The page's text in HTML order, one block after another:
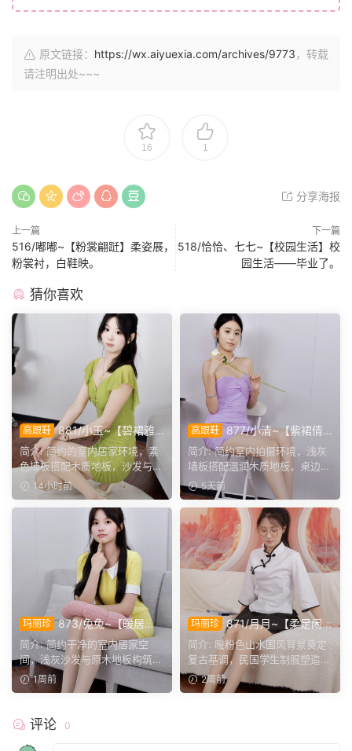
原文链接： https://wx.aiyuexia.com/archives/9773，转载
请注明出处~~~
16 1
分享海报
上一篇
516/嘟嘟~【粉裳翩跹】柔姿展，
粉裳衬，白鞋映。
下一篇
518/恰恰、七七~【校园生活】校
园生活——毕业了。
猜你喜欢
高跟鞋 881/小玉~【碧裙雅
姿】一室柔光衬绿裙，错落姿
态尽显温婉格调。
简介: 简约的室内居家环境，素
色墙板搭配木质地板，沙发与办
公椅丰富场景层次。小...
14小时前
高跟鞋 877/小清~【紫裙倩
影】紫裙衬温婉，轻咳敛神
态，步履尽显优雅格调。
简介: 简约室内拍摄环境，浅灰
墙板搭配温润木质地板，桌边鲜
花点缀空间氛围。小清...
5天前
玛丽珍 873/兔兔~【暖居闲
绪】黄裙映暖居，步履悠然，
静享片刻居家温柔时光。
简介: 简约干净的室内居家空
间，浅灰沙发与原木地板构筑柔
和场景。兔兔身着亮黄色...
1周前
玛丽珍 871/月月~【柔足闲
叙】民国学子装束，静坐脱
履，轻揉足尖尽享悠然时光。
简介: 暖粉色山水国风背景奠定
复古基调，民国学生制服塑造经
典美学。重点捕捉玛丽...
2周前
评论 0